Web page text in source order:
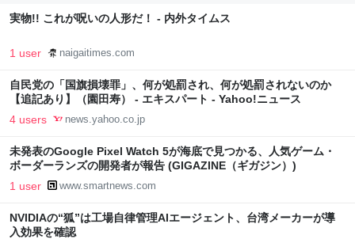
実物!! これが呪いの人形だ！ - 内外タイムス
1 user naigaitimes.com
自民党の「国旗損壊罪」、何が処罰され、何が処罰されないのか
【追記あり】（園田寿） - エキスパート - Yahoo!ニュース
4 users news.yahoo.co.jp
未発表のGoogle Pixel Watch 5が海底で見つかる、人気ゲーム・
ボーダーランズの開発者が報告 (GIGAZINE（ギガジン）)
1 user www.smartnews.com
NVIDIAの“狐”は工場自律管理AIエージェント、台湾メーカーが導
入効果を確認